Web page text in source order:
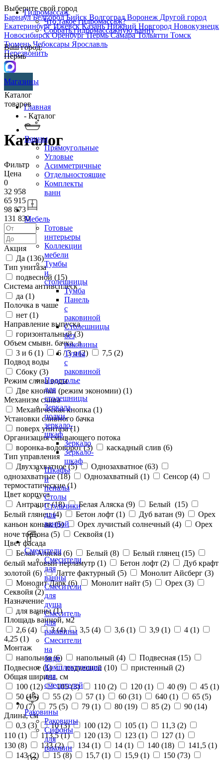
Выберите свой город
БарнаулБелгородБийск ВолгоградВоронеж Другой город
ЕкатеринбургИжевскКазаньНижний Новгород Новокузнецк
НовосибирскОренбургПермьСамараТольятти Томск
ТюменьЧебоксары Ярославль
Перезвонить
Гидромассаж
Что такое гидромассаж?
Собрать гидромассажную ванну
Ваш город:
Пермь
Магазины
Каталог
товаров
Ванны
Прямоугольные
Угловые
Асимметричные
Отдельностоящие
Комплекты
ванн
Мебель
Готовые
интерьеры
Коллекции
мебели
Тумбы
и
столешницы
Тумба
Панель
с
раковиной
Столешницы
без
раковины
Тумба
с
раковиной
Подстолье
для
столешницы
Зеркала,
полки,
зеркало-
шкаф
Зеркало
Зеркало-
шкаф
Шкафы
и
пеналы
Столы
Стульчики
для
ванной
Смесители
Смесители
для
ванны
Смесители
для
душа
Смеситель
для
раковины
Смесители
на
биде
Комплектующие
для
смесителей
Раковины
Раковины
Сифоны
для
раковин
Главная
- Каталог
Каталог
Фильтр
Цена
0
32 958
65 915
98 873
131 830
Акция
Да (136)
Тип унитаза
подвесной (15)
Система антивсплеск
да (1)
Полочка в чаше
нет (1)
Направление выпуска
горизонтальный (3)
Объем смывн. бачка, л
3 и 6 (1) 6 / 3 л (2) 7,5 (2)
Подвод воды
Сбоку (3)
Режим слива воды
Две кнопки (режим экономии) (1)
Механизм слива
Механическая кнопка (1)
Установки сливного бачка
поверх унитаза (1)
Организация смывающего потока
воронка-водоворот (3) каскадный слив (6)
Тип управления
Двухзахватное (5) Однозахватное (63)
однозахватные (18) Однозахватный (1) Сенсор (4)
термостатические (1)
Цвет корпуса
Антрацит (18) Белая Аляска (9) Белый (15)
Белый глянец (4) Бетон лофт (1) Дуб ватан (9)
Орех
каньон коньяк (5) Орех лучистый солнечный (4)
Орех
ноче тортона (5) Секвойя (1)
Цвет фасада
Белая Аляска (6) Белый (8) Белый глянец (15)
белый матовый перламутр (1) Бетон лофт (2)
Дуб крафт
золотой (6) Латте фактурный (5) Монолит Айсберг (3)
Монолит Дарк (6) Монолит найт (5) Орех (3)
Секвойя (2)
Назначение
для ванны (1)
Площадь ванной, м2
2,6 (4) 3 (4) 3,5 (4) 3,6 (1) 3,9 (1) 4 (1)
4,25 (1)
Монтаж
напольная (6) напольный (4) Подвесная (15)
Подвесное (1) подвесной (10) пристенный (2)
Общая ширина, см
100 (12) 105 (3) 110 (2) 120 (1) 40 (9) 45 (1)
50 (15) 55 (2) 57 (1) 60 (31) 640 (1) 65 (5)
70 (7) 75 (5) 79 (1) 80 (19) 85 (2) 90 (14)
Длина, см
0,3 (3) 10 (3) 100 (12) 105 (1) 11,3 (2)
110 (1) 113,5 (1) 120 (13) 123 (1) 127 (1)
130 (8) 133 (2) 134 (1) 14 (1) 140 (18) 141,5 (1)
143 (2) 15 (8) 15,7 (1) 15,9 (1) 150 (73)